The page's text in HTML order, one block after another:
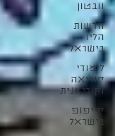
וובטון
חדשות
הליו
בישראל
לימודי
קוריאה
וקוריאנית
קייפופ
בישראל